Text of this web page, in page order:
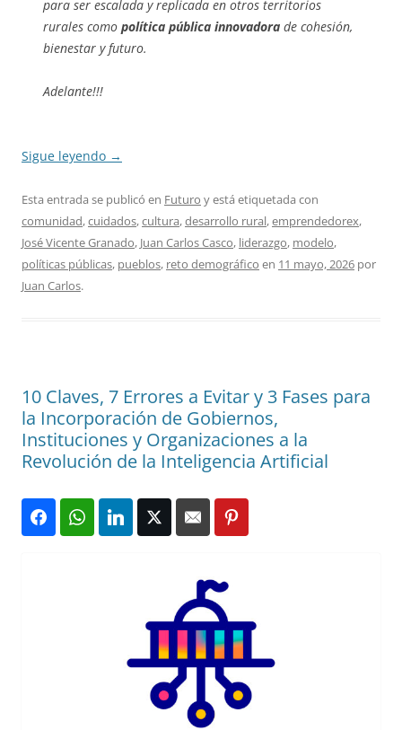
para ser escalada y replicada en otros territorios
rurales como política pública innovadora de cohesión,
bienestar y futuro.
Adelante!!!
Sigue leyendo →
Esta entrada se publicó en Futuro y está etiquetada con
comunidad,cuidados,cultura,desarrollo rural,emprendedorex,
José Vicente Granado, Juan Carlos Casco, liderazgo, modelo,
políticas públicas, pueblos, reto demográfico en 11 mayo, 2026 por
Juan Carlos.
10 Claves, 7 Errores a Evitar y 3 Fases para
la Incorporación de Gobiernos,
Instituciones y Organizaciones a la
Revolución de la Inteligencia Artificial